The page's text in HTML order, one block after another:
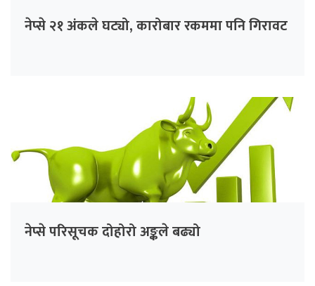
नेप्से २१ अंकले घट्यो, कारोबार रकममा पनि गिरावट
नेप्से परिसूचक दोहोरो अङ्कले बढ्यो